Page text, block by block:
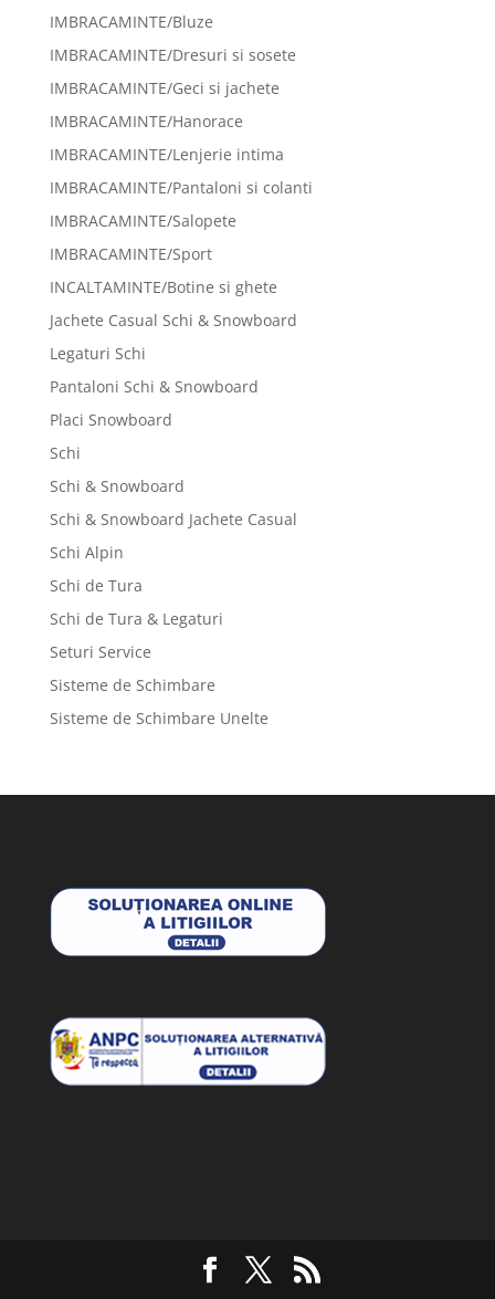
IMBRACAMINTE/Bluze
IMBRACAMINTE/Dresuri si sosete
IMBRACAMINTE/Geci si jachete
IMBRACAMINTE/Hanorace
IMBRACAMINTE/Lenjerie intima
IMBRACAMINTE/Pantaloni si colanti
IMBRACAMINTE/Salopete
IMBRACAMINTE/Sport
INCALTAMINTE/Botine si ghete
Jachete Casual Schi & Snowboard
Legaturi Schi
Pantaloni Schi & Snowboard
Placi Snowboard
Schi
Schi & Snowboard
Schi & Snowboard Jachete Casual
Schi Alpin
Schi de Tura
Schi de Tura & Legaturi
Seturi Service
Sisteme de Schimbare
Sisteme de Schimbare Unelte